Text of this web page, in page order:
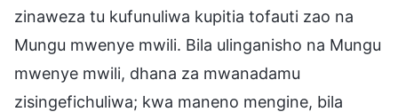
zinaweza tu kufunuliwa kupitia tofauti zao na
Mungu mwenye mwili. Bila ulinganisho na Mungu
mwenye mwili, dhana za mwanadamu
zisingefichuliwa; kwa maneno mengine, bila